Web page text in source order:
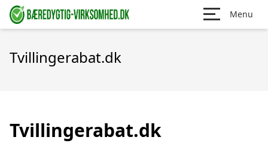
Menu
Tvillingerabat.dk
Tvillingerabat.dk